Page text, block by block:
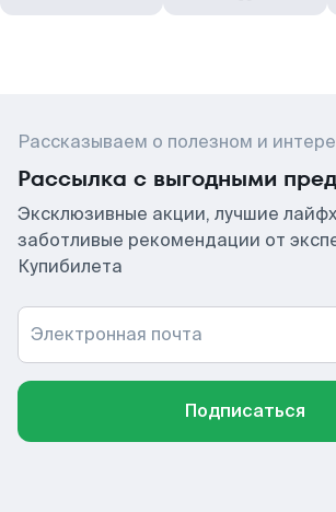
Рассказываем о полезном и
Рассылка с выгодными
Эксклюзивные акции, лучшие
заботливые рекомендации от
Купибилета
Электронная почта
Подписаться